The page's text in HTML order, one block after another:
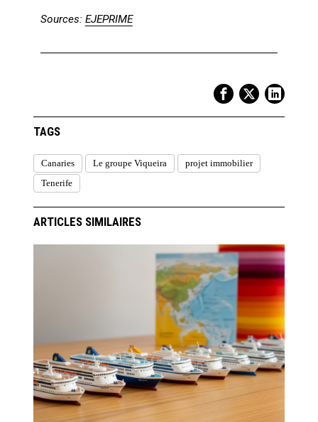
Sources: EJEPRIME
TAGS
Canaries Le groupe Viqueira
projet immobilier
Tenerife
ARTICLES SIMILAIRES